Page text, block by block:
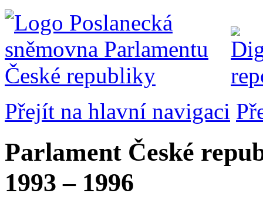
Přejít na hlavní navigaci
Parlament České
1993 – 1996